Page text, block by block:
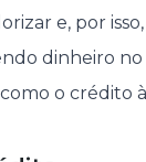
e, por
dinheiro no
o crédito